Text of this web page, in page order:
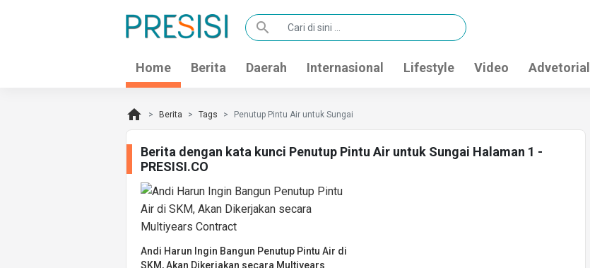
search
Home Berita Daerah Internasional Lifestyle Video Advetorial
home Berita Tags Penutup Pintu Air untuk Sungai
Berita dengan kata kunci Penutup Pintu Air untuk Sungai Halaman 1 -
PRESISI.CO
Andi Harun Ingin Bangun Penutup Pintu Air di
SKM, Akan Dikerjakan secara Multiyears